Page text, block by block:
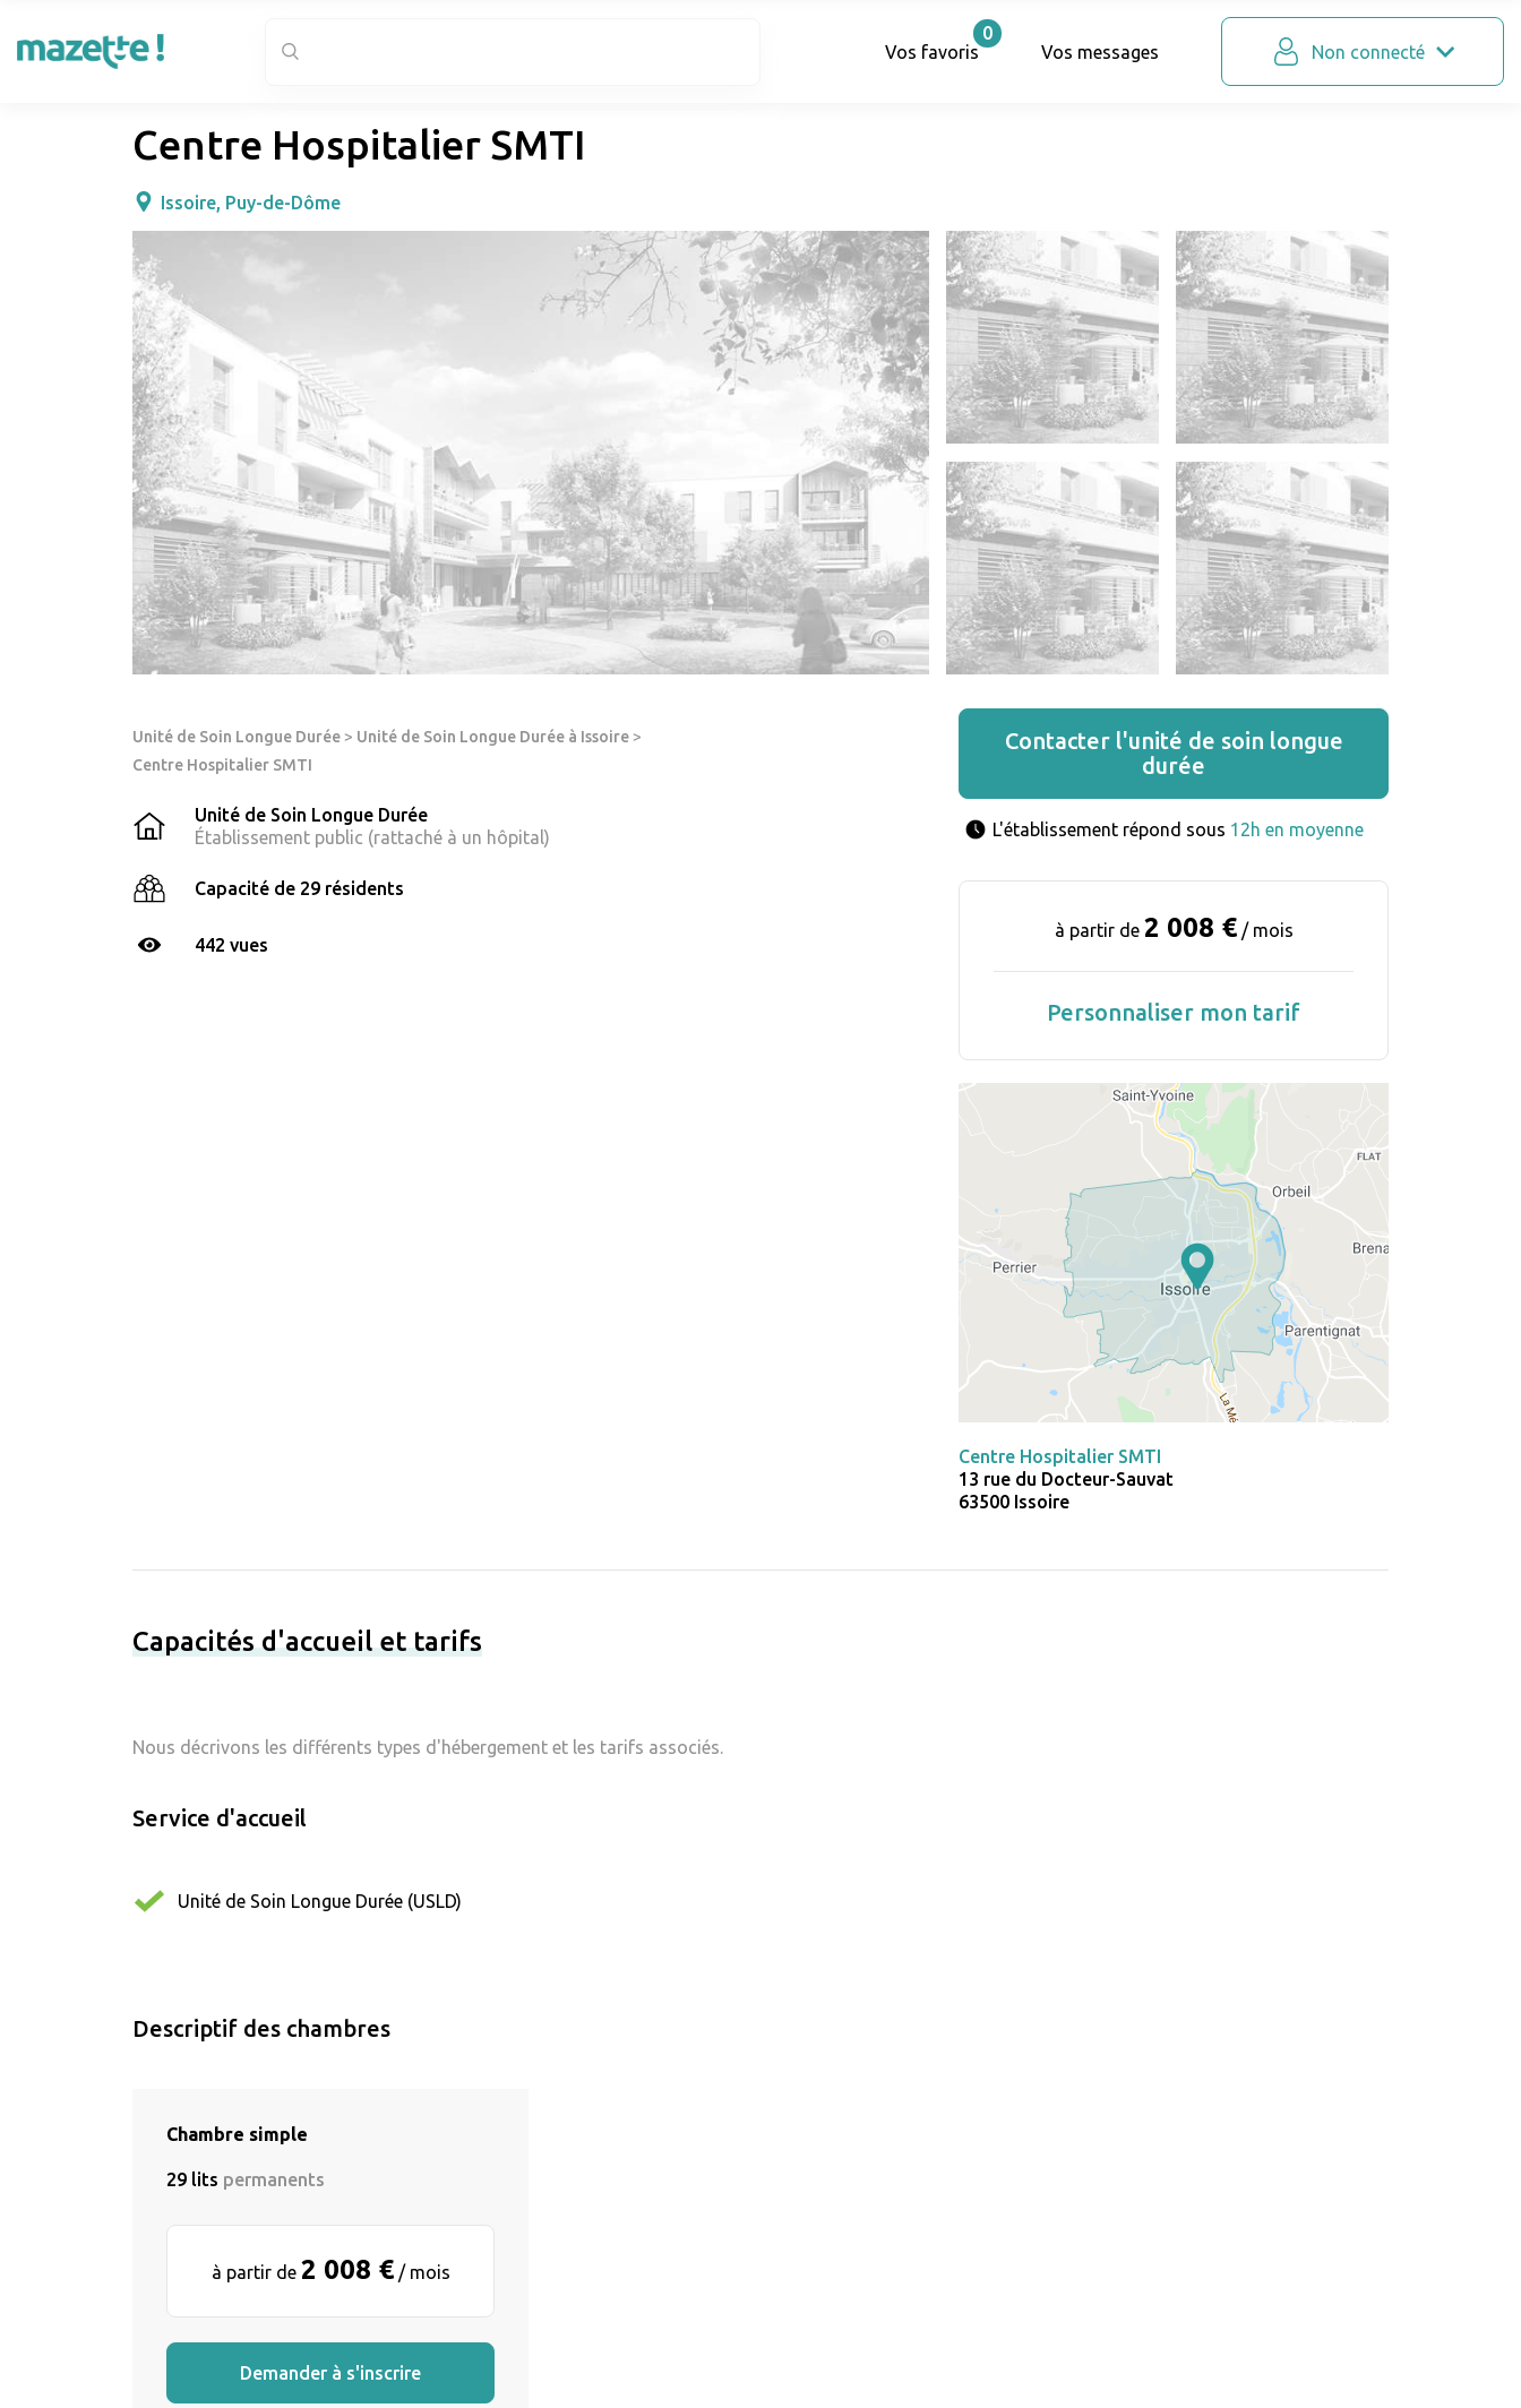
Vos favoris
0
Vos messages
Non connecté
Centre Hospitalier SMTI
Issoire, Puy-de-Dôme
Unité de Soin Longue Durée > Unité de Soin Longue Durée à Issoire >
Centre Hospitalier SMTI
Unité de Soin Longue Durée
Établissement public (rattaché à un hôpital)
Capacité de 29 résidents
442 vues
Contacter l'unité de soin longue
durée
L'établissement répond sous 12h en moyenne
à partir de 2 008 €/ mois
Personnaliser mon tarif
Centre Hospitalier SMTI
13 rue du Docteur-Sauvat
63500 Issoire
Capacités d'accueil et tarifs
Nous décrivons les différents types d'hébergement et les tarifs associés.
Service d'accueil
Unité de Soin Longue Durée (USLD)
Descriptif des chambres
Chambre simple
29 lits permanents
à partir de 2 008 €/ mois
Demander à s'inscrire